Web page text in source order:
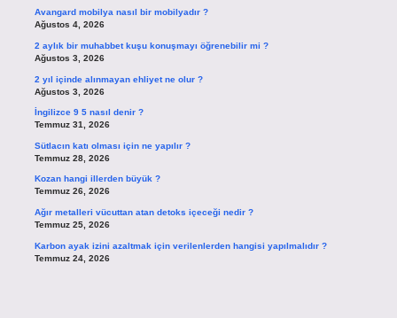
Avangard mobilya nasıl bir mobilyadır ?
Ağustos 4, 2026
2 aylık bir muhabbet kuşu konuşmayı öğrenebilir mi ?
Ağustos 3, 2026
2 yıl içinde alınmayan ehliyet ne olur ?
Ağustos 3, 2026
İngilizce 9 5 nasıl denir ?
Temmuz 31, 2026
Sütlacın katı olması için ne yapılır ?
Temmuz 28, 2026
Kozan hangi illerden büyük ?
Temmuz 26, 2026
Ağır metalleri vücuttan atan detoks içeceği nedir ?
Temmuz 25, 2026
Karbon ayak izini azaltmak için verilenlerden hangisi yapılmalıdır ?
Temmuz 24, 2026